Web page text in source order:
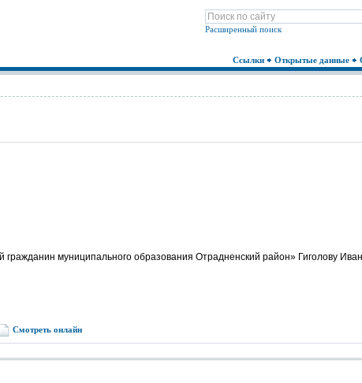
Расширенный поиск
Ссылки Открытые данные
муниципального образования Отрадненский район» Гиголову
Смотреть онлайн